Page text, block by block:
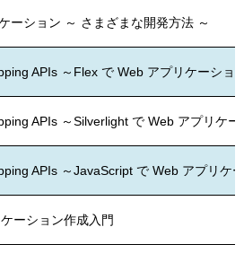
ーション ～ さまざまな開発方法 ～
APIs ～Flex で Web アプリケーショ
APIs ～Silverlight で Web アプリケ
APIs ～JavaScript で Web アプリケ
ーション作成入門